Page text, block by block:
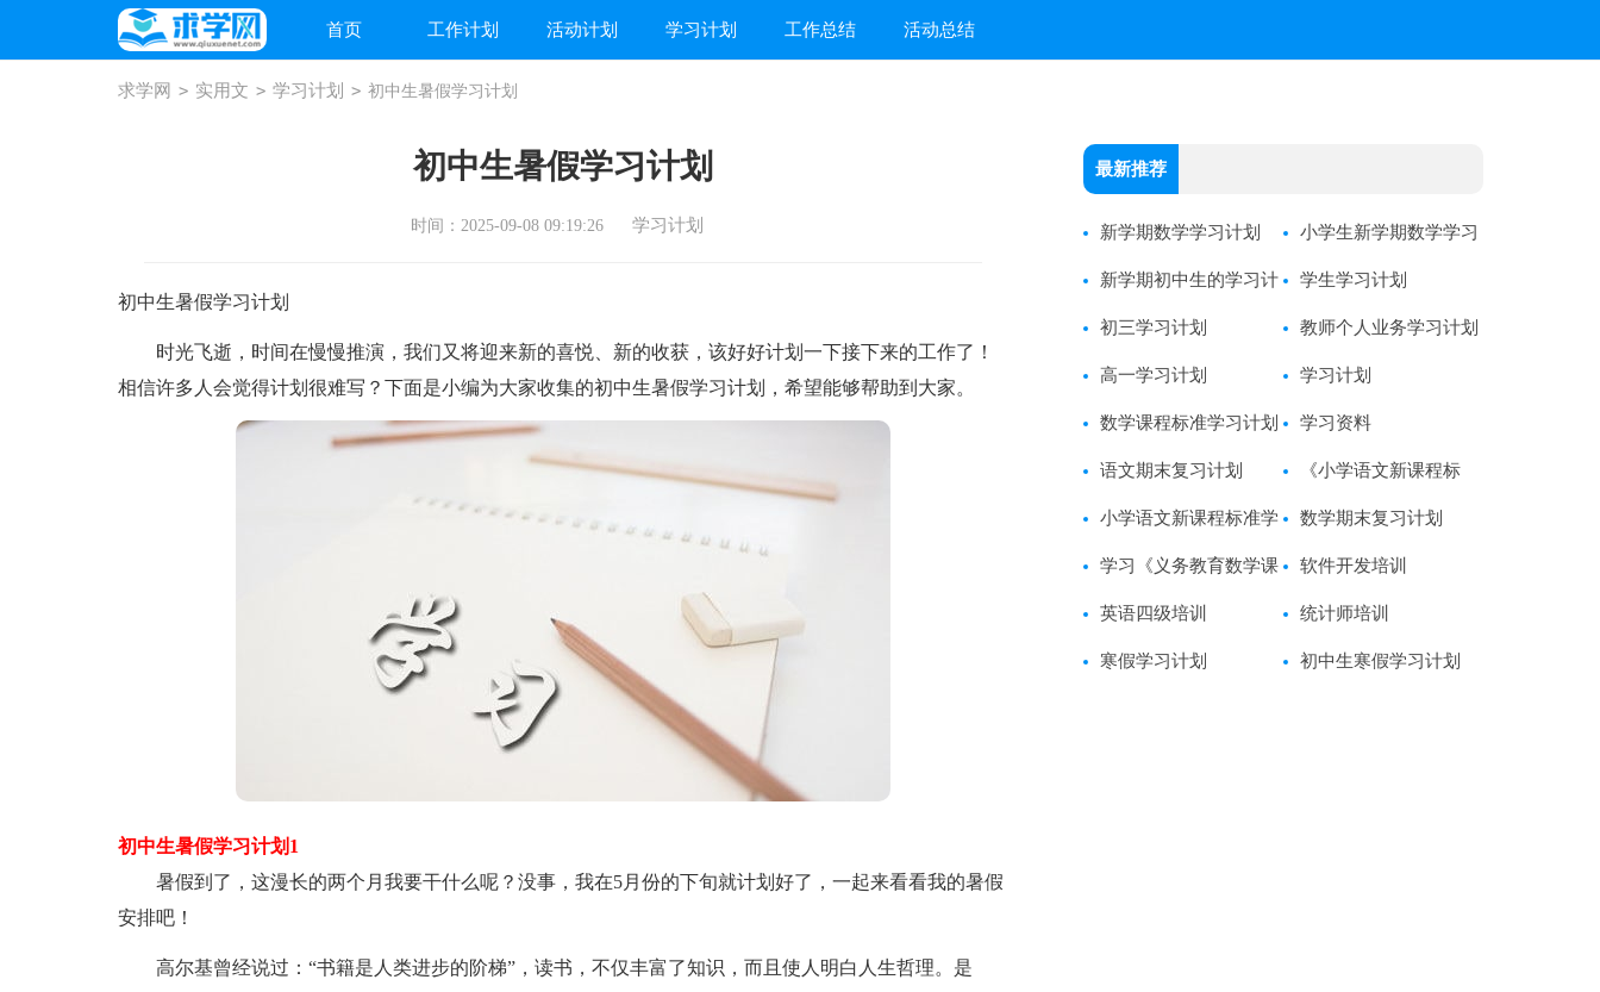
首页 工作计划 活动计划 学习计划 工作总结 活动总结
求学网 > 实用文 > 学习计划 > 初中生暑假学习计划
初中生暑假学习计划
时间：2025-09-08 09:19:26 学习计划
初中生暑假学习计划
时光飞逝，时间在慢慢推演，我们又将迎来新的喜悦、新的收获，该好好计划一下接下来的工作了！
相信许多人会觉得计划很难写？下面是小编为大家收集的初中生暑假学习计划，希望能够帮助到大家。
初中生暑假学习计划1
暑假到了，这漫长的两个月我要干什么呢？没事，我在5月份的下旬就计划好了，一起来看看我的暑假
安排吧！
高尔基曾经说过：“书籍是人类进步的阶梯”，读书，不仅丰富了知识，而且使人明白人生哲理。是
最新推荐
新学期数学学习计划 小学生新学期数学学习
计划
新学期初中生的学习计
划
学生学习计划
初三学习计划 教师个人业务学习计划
高一学习计划 学习计划
数学课程标准学习计划 学习资料
语文期末复习计划 《小学语文新课程标
准》学习心得体会范文
小学语文新课程标准学
习心得体会范文
数学期末复习计划
学习《义务教育数学课
程标准》心得体会范文
软件开发培训
英语四级培训 统计师培训
寒假学习计划 初中生寒假学习计划